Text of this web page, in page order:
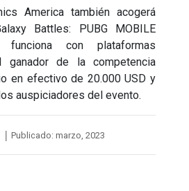
America también acogerá
Battles: PUBG MOBILE
funciona con plataformas
ganador de la competencia
en efectivo de 20.000 USD y
auspiciadores del evento.
| Publicado: marzo, 2023